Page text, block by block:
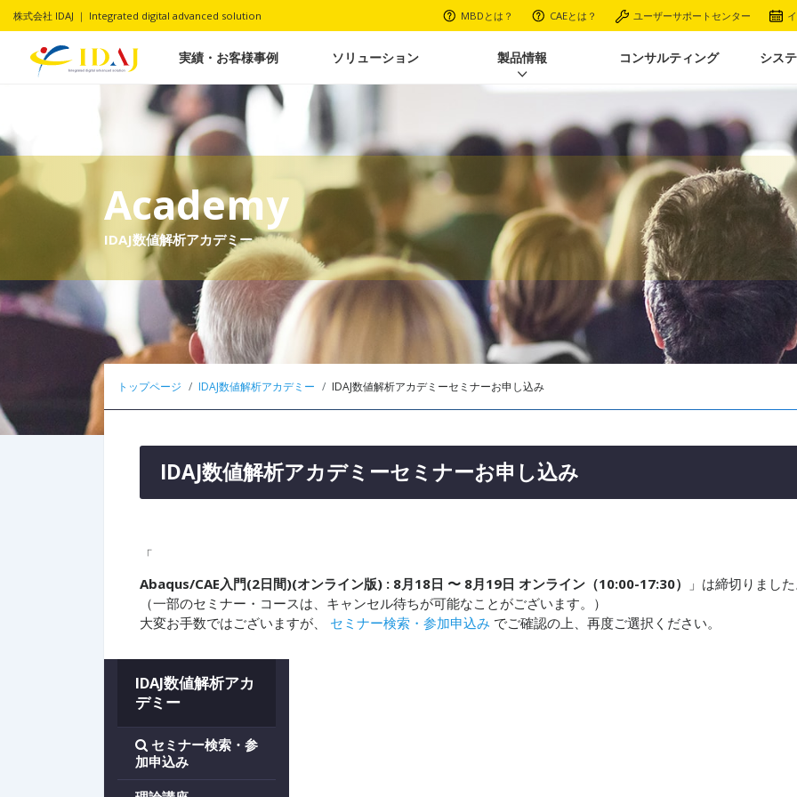
株式会社 IDAJ ｜ Integrated digital advanced solution MBDとは？ CAEとは？ ユーザーサポートセンター
実績・お客様事例 ソリューション 製品情報 コンサルティング シス
Academy
IDAJ数値解析アカデミー
トップページ IDAJ数値解析アカデミー IDAJ数値解析アカデミーセミナーお申し込み
IDAJ数値解析アカデミーセミナーお申し込み
「
Abaqus/CAE入門(2日間)(オンライン版) : 8月18日 〜 8月19日 オンライン（10:00-17:30）
」は締切りまし
（一部のセミナー・コースは、キャンセル待ちが可能なことがございます。）
大変お手数ではございますが、 セミナー検索・参加申込み でご確認の上、再度ご選択ください。
IDAJ数値解析アカ
デミー
セミナー検索・参
加申込み